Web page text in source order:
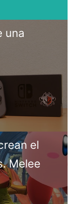
una
el
Melee